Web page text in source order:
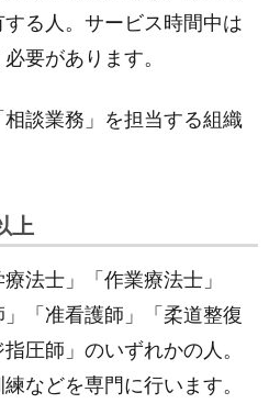
る人。サービス時間中は
要があります。
談業務」を担当する組織
上
法士」「作業療法士」
」「准看護師」「柔道整復
圧師」のいずれかの人。
などを専門に行います。